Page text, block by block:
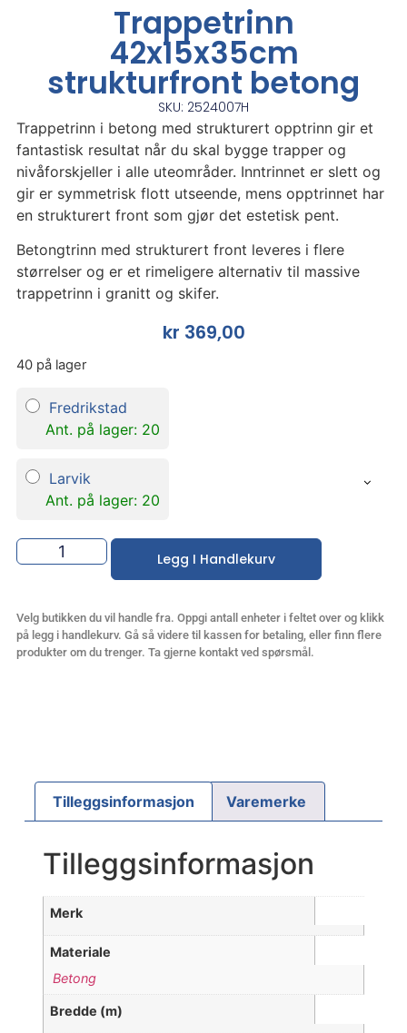
Trappetrinn
42x15x35cm
strukturfront betong
SKU: 2524007H
Trappetrinn i betong med strukturert opptrinn gir et
fantastisk resultat når du skal bygge trapper og
nivåforskjeller i alle uteområder. Inntrinnet er slett og
gir er symmetrisk flott utseende, mens opptrinnet har
en strukturert front som gjør det estetisk pent.
Betongtrinn med strukturert front leveres i flere
størrelser og er et rimeligere alternativ til massive
trappetrinn i granitt og skifer.
kr 369,00
40 på lager
Fredrikstad
Ant. på lager: 20
Larvik
Ant. på lager: 20
Legg I Handlekurv
Velg butikken du vil handle fra. Oppgi antall enheter i feltet over og klikk
på legg i handlekurv. Gå så videre til kassen for betaling, eller finn flere
produkter om du trenger. Ta gjerne kontakt ved spørsmål.
Tilleggsinformasjon Varemerke
Tilleggsinformasjon
Merk
Materiale
Betong
Bredde (m)